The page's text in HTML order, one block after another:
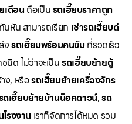
เดือน ถือเป็นรถเฮี๊ยบราคาถูก
หัน สามารถเรียก เช่ารถเฮี๊ยบด่
งรถเฮี๊ยบพร้อมคนขับ ที่รวดเร็ว
นิด ไม่ว่าจะเป็นรถเฮี๊ยบย้ายตู้
ง, หรือรถเฮี๊ยบย้ายเครื่องจักร
ถเฮี๊ยบย้ายบ้านน็อคดาวน์,รถ
รงงาน เราก็จัดการได้หมด รวม